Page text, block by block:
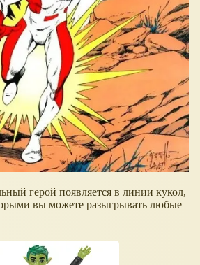
герой появляется в линии кукол,
вы можете разыгрывать любые